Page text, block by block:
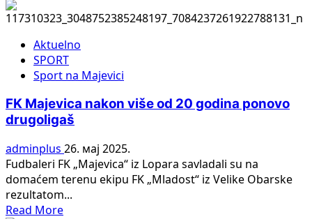
about
DOŠLO
VRIJEME
ZA
REORGANIZACIJE
SVIH
LIGA,
MI
ZNAMO
I
KAKO!?
Aktuelno
SPORT
Sport na Majevici
FK Majevica nakon više od 20 godina ponovo
drugoligaš
adminplus 26. мај 2025.
Fudbaleri FK „Majevica“ iz Lopara savladali su na
domaćem terenu ekipu FK „Mladost“ iz Velike Obarske
rezultatom...
Read MoreRead